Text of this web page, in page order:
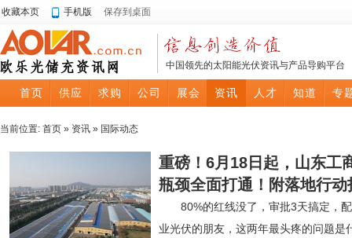
收藏本页 手机版 保存到桌面
中国领先的太阳能光伏资讯与产品导购平台
首页 供应 求购 公司 展会 资讯 人才 知道 专
当前位置: 首页 » 资讯 » 国际动态
重磅！6月18日起，山东工
瓶颈全面打通！附落地行动
80%的红线没了，审批3天搞定，
业光伏的朋友，这两年最头疼的问题是